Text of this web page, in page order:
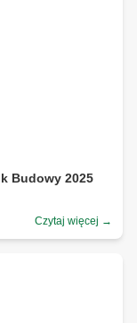
Budowy 2025
Czytaj więcej →